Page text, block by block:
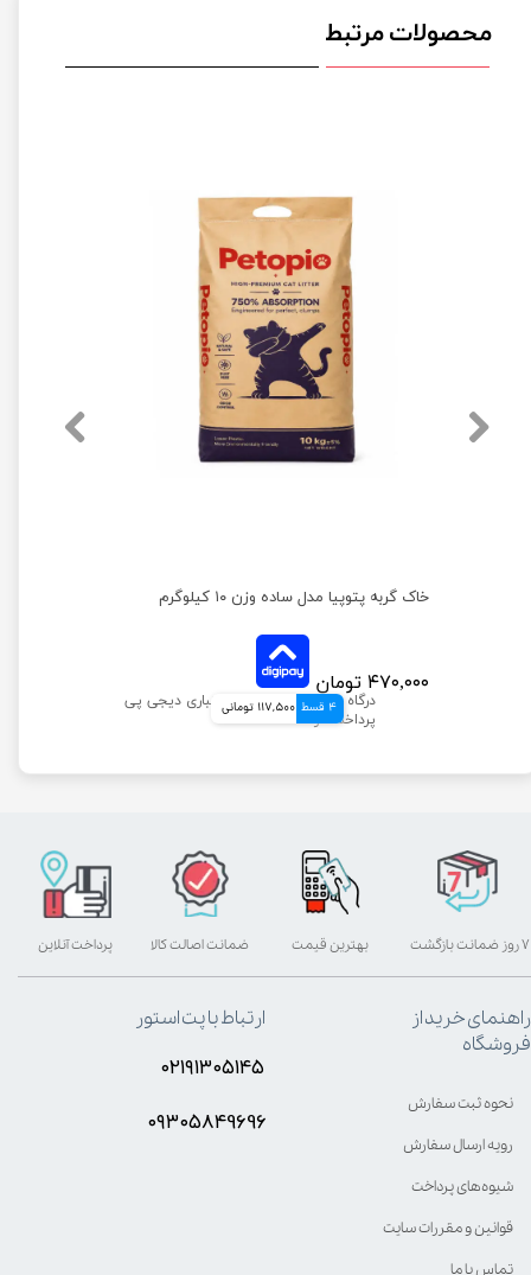
محصولات مرتبط
خاک گربه پتوپیا مدل ساده وزن ۱۰ کیلوگرم
۴۷۰,۰۰۰ تومان
4 قسط 117,500 تومانی
بهترین قیمت پرداخت آنلاین ۷ روز ضمانت بازگشت ضمانت اصالت کالا
راهنمای خرید از
فروشگاه
نحوه ثبت سفارش
رویه ارسال سفارش
شیوه‌های پرداخت
قوانین و مقررات سایت
تماس با ما
ارتباط با پت استور
۰۲۱۹۱۳۰۵۱۴۵
۰۹۳۰۵8۴9696